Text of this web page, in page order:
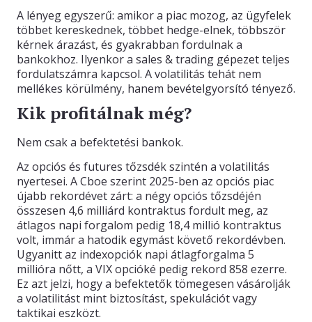
A lényeg egyszerű: amikor a piac mozog, az ügyfelek
többet kereskednek, többet hedge-elnek, többször
kérnek árazást, és gyakrabban fordulnak a
bankokhoz. Ilyenkor a sales & trading gépezet teljes
fordulatszámra kapcsol. A volatilitás tehát nem
mellékes körülmény, hanem bevételgyorsító tényező.
Kik profitálnak még?
Nem csak a befektetési bankok.
Az opciós és futures tőzsdék szintén a volatilitás
nyertesei. A Cboe szerint 2025-ben az opciós piac
újabb rekordévet zárt: a négy opciós tőzsdéjén
összesen 4,6 milliárd kontraktus fordult meg, az
átlagos napi forgalom pedig 18,4 millió kontraktus
volt, immár a hatodik egymást követő rekordévben.
Ugyanitt az indexopciók napi átlagforgalma 5
millióra nőtt, a VIX opcióké pedig rekord 858 ezerre.
Ez azt jelzi, hogy a befektetők tömegesen vásárolják
a volatilitást mint biztosítást, spekulációt vagy
taktikai eszközt.